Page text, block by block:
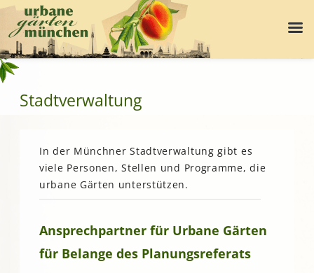
Stadtverwaltung
In der Münchner Stadtverwaltung gibt es
viele Personen, Stellen und Programme, die
urbane Gärten unterstützen.
Ansprechpartner für Urbane Gärten
für Belange des Planungsreferats